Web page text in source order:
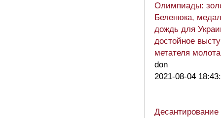
Олимпиады:
Беленюка,
дождь для
достойное
метателя
don
2021-08-04
Десантирование